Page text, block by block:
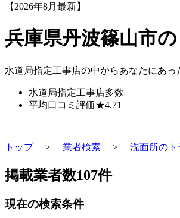
【2026年8月最新】
兵庫県丹波篠山市
水道局指定工事店の中からあなたにあっ
水道局指定工事店多数
平均口コミ評価★4.71
トップ> 業者検索 > 洗面所の
掲載業者数107件
現在の検索条件